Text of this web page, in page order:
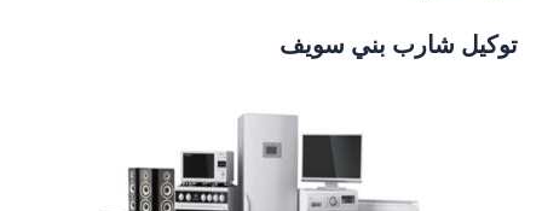
توكيل شارب بني سويف